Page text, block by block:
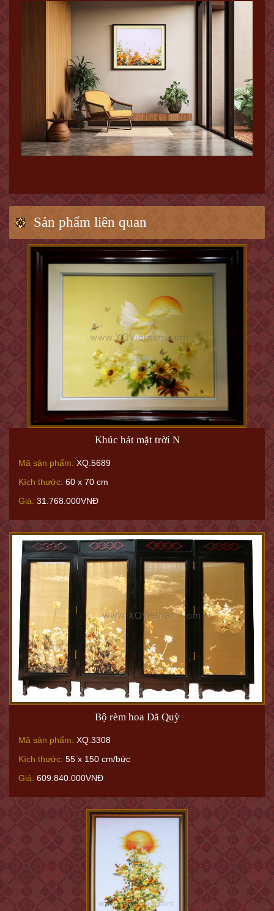
Sản phẩm liên quan
Khúc hát mặt trời N
Mã sản phẩm: XQ.5689
Kích thước: 60 x 70 cm
Giá: 31.768.000VNĐ
Bộ rèm hoa Dã Quỳ
Mã sản phẩm: XQ.3308
Kích thước: 55 x 150 cm/bức
Giá: 609.840.000VNĐ